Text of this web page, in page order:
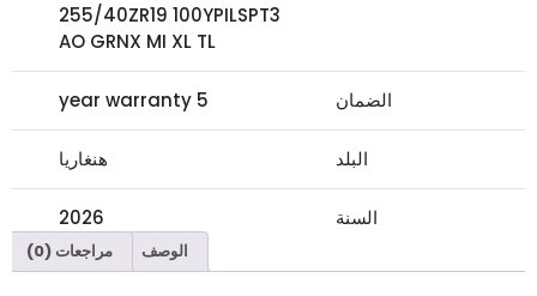
255/40ZR19 100YPILSPT3
AO GRNX MI XL TL
الضمان 5 year warranty
البلد هنغاريا
السنة 2026
الوصف مراجعات (0)